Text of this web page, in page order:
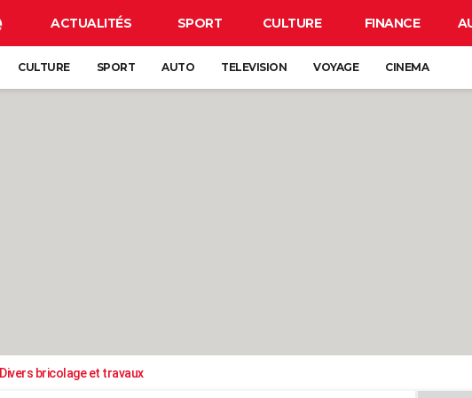
ACTUALITÉS SPORT CULTURE FINANCE
CULTURE SPORT AUTO TELEVISION VOYAGE CINEMA
Divers bricolage et travaux